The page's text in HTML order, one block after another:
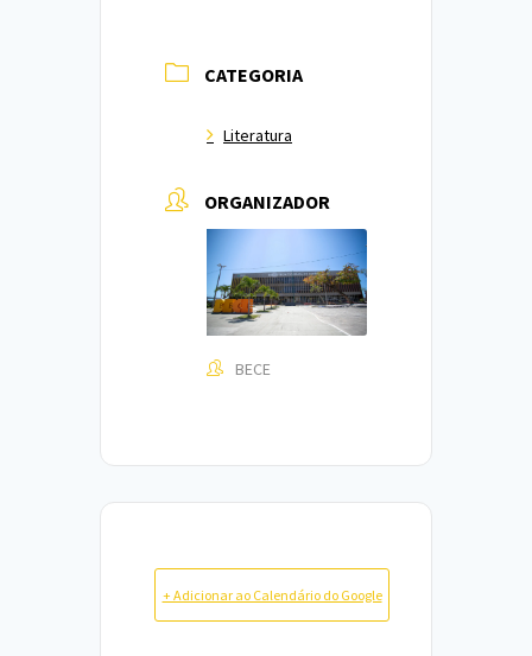
CATEGORIA
Literatura
ORGANIZADOR
BECE
+ Adicionar ao Calendário do Google